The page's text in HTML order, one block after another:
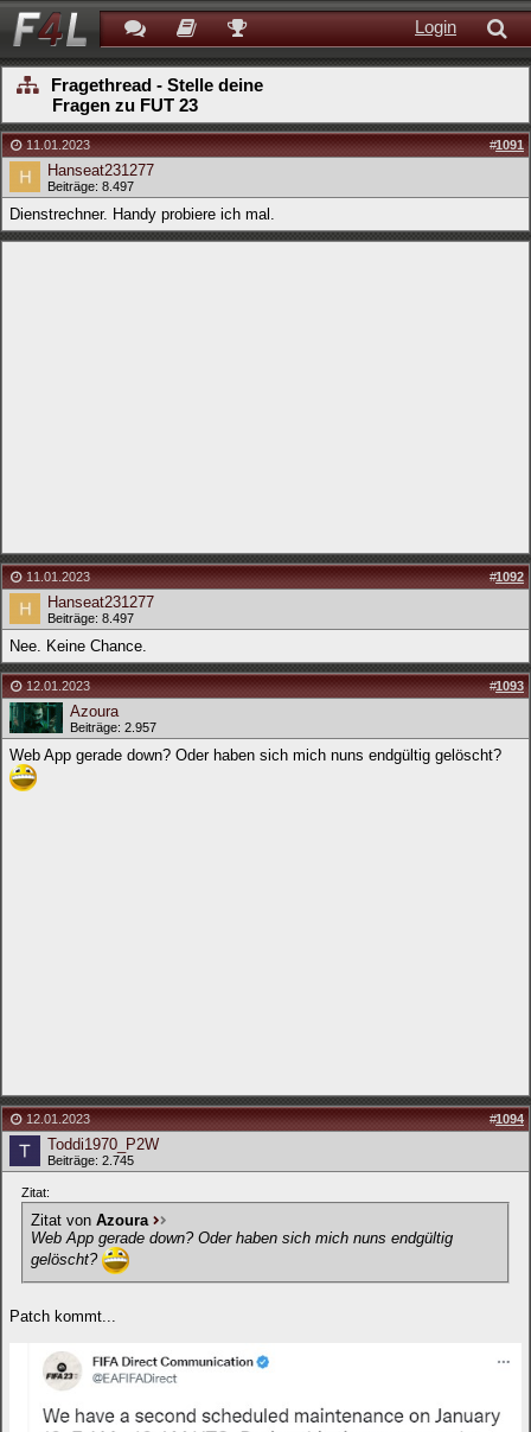
Login
Fragethread - Stelle deine
Fragen zu FUT 23
11.01.2023 #1091
Hanseat231277
Beiträge: 8.497
Dienstrechner. Handy probiere ich mal.
11.01.2023 #1092
Hanseat231277
Beiträge: 8.497
Nee. Keine Chance.
12.01.2023 #1093
Azoura
Beiträge: 2.957
Web App gerade down? Oder haben sich mich nuns endgültig gelöscht?
12.01.2023 #1094
Toddi1970_P2W
Beiträge: 2.745
Zitat:
Zitat von Azoura
Web App gerade down? Oder haben sich mich nuns endgültig
gelöscht?
Patch kommt...